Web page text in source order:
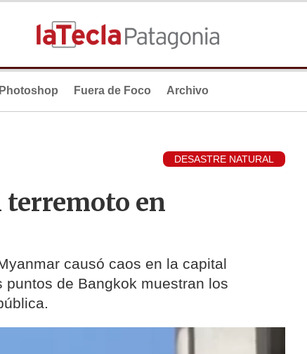
Photoshop Fuera de Foco Archivo
DESASTRE NATURAL
terremoto en
causó caos en la capital
de Bangkok muestran los